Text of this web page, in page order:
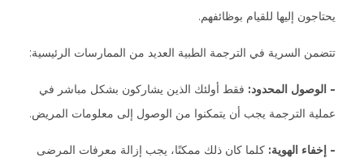
يحتاجون إليها للقيام بوظائفهم.
تتضمن السرية في الترجمة الطبية العديد من الممارسات الرئيسية:
- الوصول المحدود: فقط أولئك الذين يشاركون بشكل مباشر في
عملية الترجمة يجب أن يتمكنوا من الوصول إلى معلومات المريض.
- إخفاء الهوية: كلما كان ذلك ممكنًا، يجب إزالة معرفات المرضى